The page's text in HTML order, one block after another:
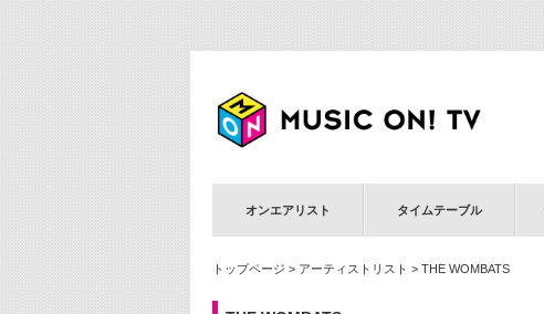
オンエアリスト タイムテーブル
トップページ > アーティストリスト > THE WOMBATS